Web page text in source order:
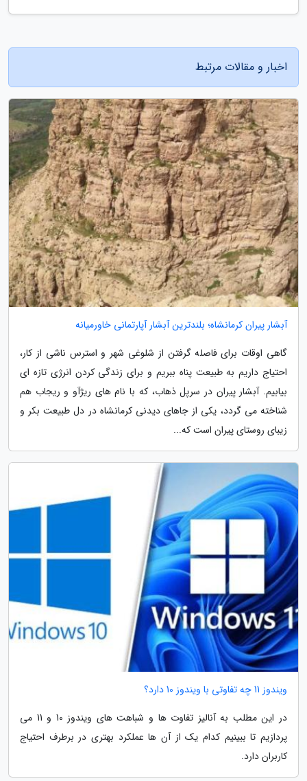
اخبار و مقالات مرتبط
آبشار پیران کرمانشاه؛ بلندترین آبشار آپارتمانی خاورمیانه
گاهی اوقات برای فاصله گرفتن از شلوغی شهر و استرس ناشی از کار،
احتیاج داریم به طبیعت پناه ببریم و برای زندگی کردن انرژی تازه ای
بیابیم. آبشار پیران در سرپل ذهاب، که با نام های ریژآو و ریجاب هم
شناخته می گردد، یکی از جاهای دیدنی کرمانشاه در دل طبیعت بکر و
زیبای روستای پیران است که...
ویندوز 11 چه تفاوتی با ویندوز 10 دارد؟
در این مطلب به آنالیز تفاوت ها و شباهت های ویندوز 10 و 11 می
پردازیم تا ببینیم کدام یک از آن ها عملکرد بهتری در برطرف احتیاج
کاربران دارد.